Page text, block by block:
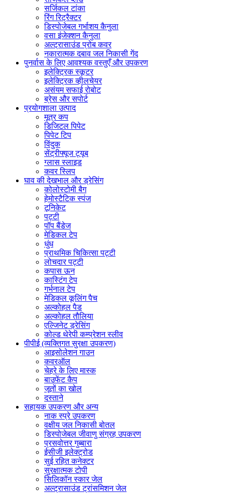
सर्जिकल टांका
रिंग रिट्रैक्टर
डिस्पोजेबल गर्भाशय कैनुला
वसा इंजेक्शन कैनुला
अल्ट्रासाउंड प्रोब कवर
नकारात्मक दबाव जल निकासी गेंद
पुनर्वास के लिए आवश्यक वस्तुएँ और उपकरण
इलेक्ट्रिक स्कूटर
इलेक्ट्रिक व्हीलचेयर
असंयम सफाई रोबोट
ब्रेस और सपोर्ट
प्रयोगशाला उत्पाद
मूत्र कप
डिजिटल पिपेट
पिपेट टिप
विंदुक
सेंट्रीफ्यूज ट्यूब
ग्लास स्लाइड
कवर स्लिप
घाव की देखभाल और ड्रेसिंग
कोलोस्टोमी बैग
हेमोस्टैटिक स्पंज
टूनिकेट
पट्टी
पॉप बैंडेज
मेडिकल टेप
धुंध
प्राथमिक चिकित्सा पट्टी
लोचदार पट्टी
कपास ऊन
कास्टिंग टेप
गर्भनाल टेप
मेडिकल कूलिंग पैच
अल्कोहल पैड
अल्कोहल तौलिया
एल्जिनेट ड्रेसिंग
कोल्ड थेरेपी कम्प्रेशन स्लीव
पीपीई (व्यक्तिगत सुरक्षा उपकरण)
आइसोलेशन गाउन
कवरऑल
चेहरे के लिए मास्क
बाउफेंट कैप
जूतों का खोल
दस्ताने
सहायक उपकरण और अन्य
नाक स्प्रे उपकरण
वक्षीय जल निकासी बोतल
डिस्पोजेबल जीवाणु संग्रह उपकरण
प्रसवोत्तर गुब्बारा
ईसीजी इलेक्ट्रोड
सुई रहित कनेक्टर
सुरक्षात्मक टोपी
सिलिकॉन स्कार जेल
अल्ट्रासाउंड ट्रांसमिशन जेल